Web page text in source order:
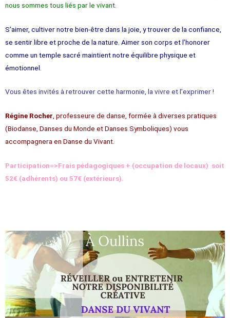
nous sommes tous liés par le vivant.
S’aimer, cultiver notre bien-être dans la joie, y trouver de la confiance,
se sentir libre et proche de la nature. Aimer son corps et l’honorer
comme un temple sacré maintient notre équilibre physique et
émotionnel.
Vous êtes invités à retrouver cette harmonie, la vivre et l’exprimer !
Régine Rocher, professeure de danse, formée à diverses pratiques
(Biodanse, Danses du Monde et Danses Symboliques) vous
accompagnera en Danse du Vivant.
Participation=>Frais pédagogiques + (occupation de locaux) soit
52€ (adhérents) ou 57€ (extérieurs).